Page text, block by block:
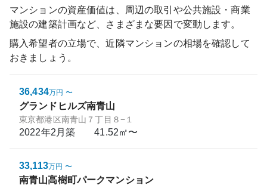
マンションの資産価値は、周辺の取引や公共施設・商業
施設の建築計画など、さまざまな要因で変動します。
購入希望者の立場で、近隣マンションの相場を確認して
おきましょう。
36,434万円 〜
グランドヒルズ南青山
東京都港区南青山７丁目８−１
2022年2月築 41.52㎡〜
33,113万円 〜
南青山高樹町パークマンション